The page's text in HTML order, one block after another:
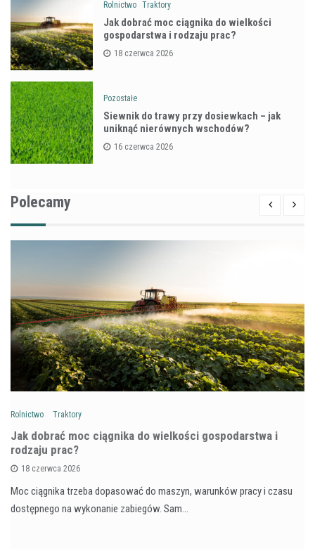
Rolnictwo Traktory
Jak dobrać moc ciągnika do wielkości
gospodarstwa i rodzaju prac?
18 czerwca 2026
Pozostałe
Siewnik do trawy przy dosiewkach – jak
uniknąć nierównych wschodów?
16 czerwca 2026
Polecamy
Rolnictwo Traktory
Jak dobrać moc ciągnika do wielkości gospodarstwa i
rodzaju prac?
18 czerwca 2026
Moc ciągnika trzeba dopasować do maszyn, warunków pracy i czasu
dostępnego na wykonanie zabiegów. Sam…